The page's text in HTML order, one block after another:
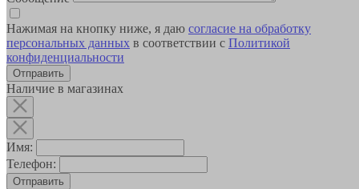
Нажимая на кнопку ниже, я даю согласие на обработку
персональных данных в соответствии с Политикой
конфиденциальности
Наличие в магазинах
Имя:
Телефон:
Отправить